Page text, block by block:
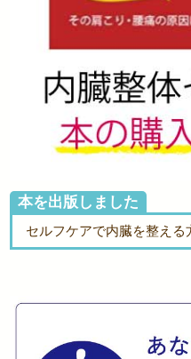
本を出版しました
セルフケアで内臓を整える